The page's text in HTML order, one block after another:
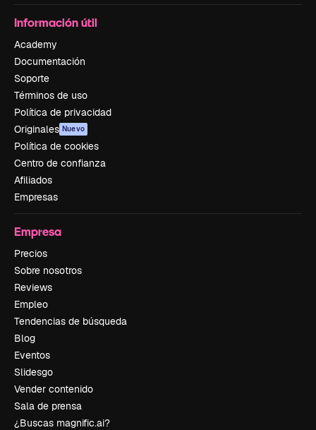
Información útil
Academy
Documentación
Soporte
Términos de uso
Política de privacidad
Originales Nuevo
Política de cookies
Centro de confianza
Afiliados
Empresas
Empresa
Precios
Sobre nosotros
Reviews
Empleo
Tendencias de búsqueda
Blog
Eventos
Slidesgo
Vender contenido
Sala de prensa
¿Buscas magnific.ai?